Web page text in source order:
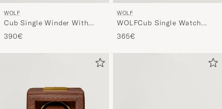
WOLF
Cub Single Winder With
Cover Black
390€
WOLF
WOLFCub Single Watch
Winder With CoverNavy
365€